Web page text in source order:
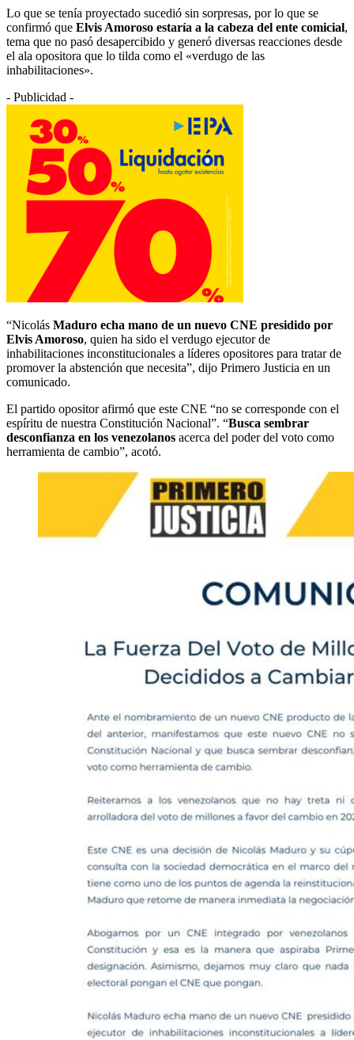
Lo que se tenía proyectado sucedió sin sorpresas, por lo que se
confirmó que Elvis Amoroso estaría a la cabeza del ente comicial,
tema que no pasó desapercibido y generó diversas reacciones desde
el ala opositora que lo tilda como el «verdugo de las
inhabilitaciones».
- Publicidad -
“Nicolás Maduro echa mano de un nuevo CNE presidido por
Elvis Amoroso, quien ha sido el verdugo ejecutor de
inhabilitaciones inconstitucionales a líderes opositores para tratar de
promover la abstención que necesita”, dijo Primero Justicia en un
comunicado.
El partido opositor afirmó que este CNE “no se corresponde con el
espíritu de nuestra Constitución Nacional”. “Busca sembrar
desconfianza en los venezolanos acerca del poder del voto como
herramienta de cambio”, acotó.